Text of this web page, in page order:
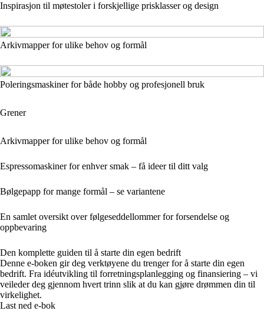
Inspirasjon til møtestoler i forskjellige prisklasser og design
Arkivmapper for ulike behov og formål
Poleringsmaskiner for både hobby og profesjonell bruk
Grener
Arkivmapper for ulike behov og formål
Espressomaskiner for enhver smak – få ideer til ditt valg
Bølgepapp for mange formål – se variantene
En samlet oversikt over følgeseddellommer for forsendelse og
oppbevaring
Den komplette guiden til å starte din egen bedrift
Denne e-boken gir deg verktøyene du trenger for å starte din egen
bedrift. Fra idéutvikling til forretningsplanlegging og finansiering – vi
veileder deg gjennom hvert trinn slik at du kan gjøre drømmen din til
virkelighet.
Last ned e-bok